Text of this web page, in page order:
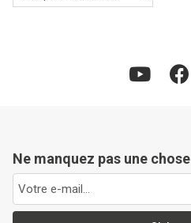
Ne manquez pas une chose